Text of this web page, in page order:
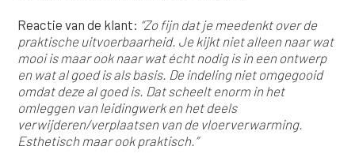
Reactie van de klant: “Zo fijn dat je meedenkt over de
praktische uitvoerbaarheid. Je kijkt niet alleen naar wat
mooi is maar ook naar wat écht nodig is in een ontwerp
en wat al goed is als basis. De indeling niet omgegooid
omdat deze al goed is. Dat scheelt enorm in het
omleggen van leidingwerk en het deels
verwijderen/verplaatsen van de vloerverwarming.
Esthetisch maar ook praktisch.”